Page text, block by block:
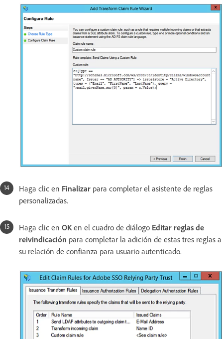
Haga clic en Finalizar para completar el asistente de reglas
personalizadas.
Haga clic en OKen el cuadro de diálogo Editar reglas de
reivindicación para completar la adición de estas tres reglas a
su relación de confianza para usuario autenticado.